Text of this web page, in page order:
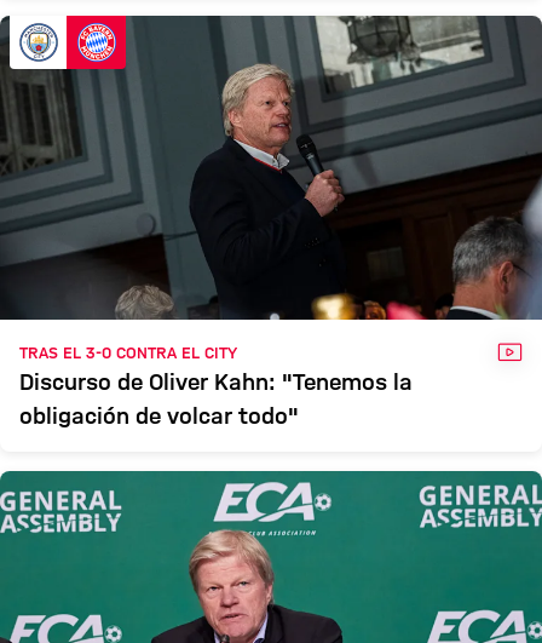
TRAS EL 3-0 CONTRA EL CITY
Discurso de Oliver Kahn: "Tenemos la
obligación de volcar todo"